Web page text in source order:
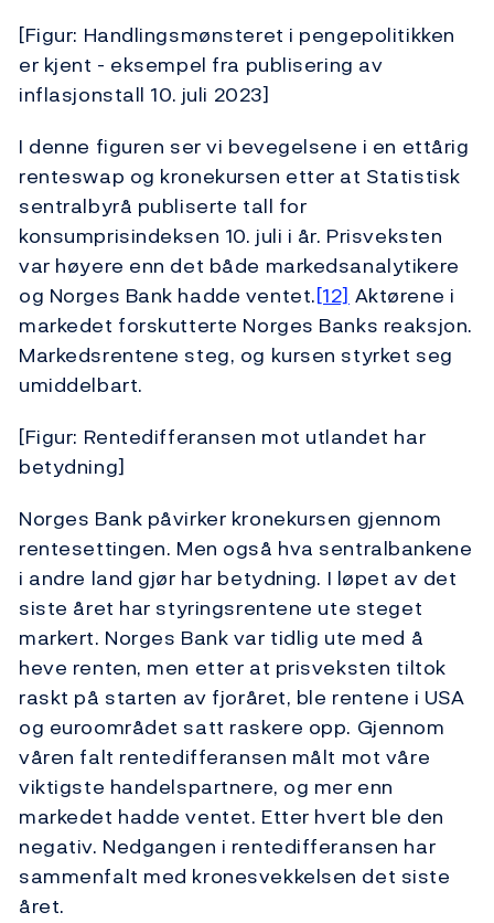
[Figur: Handlingsmønsteret i pengepolitikken
er kjent - eksempel fra publisering av
inflasjonstall 10. juli 2023]
I denne figuren ser vi bevegelsene i en ettårig
renteswap og kronekursen etter at Statistisk
sentralbyrå publiserte tall for
konsumprisindeksen 10. juli i år. Prisveksten
var høyere enn det både markedsanalytikere
og Norges Bank hadde ventet.[12] Aktørene i
markedet forskutterte Norges Banks reaksjon.
Markedsrentene steg, og kursen styrket seg
umiddelbart.
[Figur: Rentedifferansen mot utlandet har
betydning]
Norges Bank påvirker kronekursen gjennom
rentesettingen. Men også hva sentralbankene
i andre land gjør har betydning. I løpet av det
siste året har styringsrentene ute steget
markert. Norges Bank var tidlig ute med å
heve renten, men etter at prisveksten tiltok
raskt på starten av fjoråret, ble rentene i USA
og euroområdet satt raskere opp. Gjennom
våren falt rentedifferansen målt mot våre
viktigste handelspartnere, og mer enn
markedet hadde ventet. Etter hvert ble den
negativ. Nedgangen i rentedifferansen har
sammenfalt med kronesvekkelsen det siste
året.